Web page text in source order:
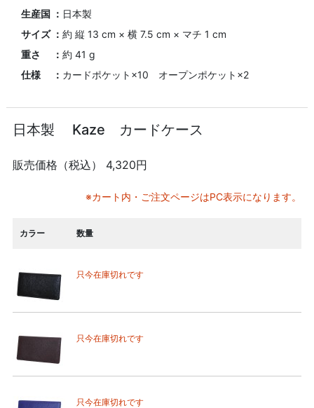
生産国 ： 日本製
サイズ ：約 縦 13 cm × 横 7.5 cm × マチ 1 cm
重さ ：約 41 g
仕様 ： カードポケット×10 オープンポケット×2
日本製 Kaze カードケース
販売価格（税込） 4,320円
※カート内・ご注文ページはPC表示になります。
カラー 数量
只今在庫切れです
只今在庫切れです
只今在庫切れです